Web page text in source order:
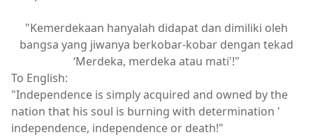
"Kemerdekaan hanyalah didapat dan dimiliki oleh
bangsa yang jiwanya berkobar-kobar dengan tekad
‘Merdeka, merdeka atau mati'!"
To English:
"Independence is simply acquired and owned by the
nation that his soul is burning with determination '
independence, independence or death!"